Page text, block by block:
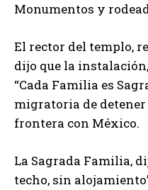
Monumentos y
El rector del templo,
dijo que la
“Cada Familia es
migratoria de
frontera con México.
La Sagrada Familia,
techo, sin